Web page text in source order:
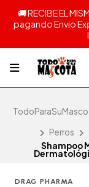
🚚 RECIBE EL
pagando Envio
Perros
Shampoo
DRAG PHARMA